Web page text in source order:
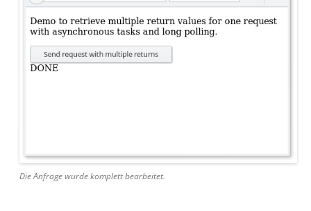
Die Anfrage wurde komplett bearbeitet.